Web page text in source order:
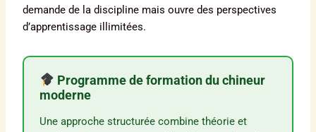
demande de la discipline mais ouvre des perspectives
d’apprentissage illimitées.
Programme de formation du chineur
moderne
Une approche structurée combine théorie et